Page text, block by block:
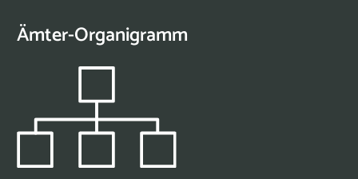
Ämter-Organigramm